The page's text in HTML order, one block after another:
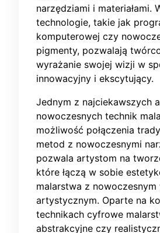
narzędziami i materiałami.
technologie, takie jak
komputerowej czy
pigmenty, pozwalają
wyrażanie swojej wizji w
innowacyjny i ekscytujący.
Jednym z najciekawszych
nowoczesnych technik
możliwość połączenia
metod z nowoczesnymi
pozwala artystom na
które łączą w sobie
malarstwa z nowoczesnym
artystycznym. Oparte na
technikach cyfrowe
abstrakcyjne czy